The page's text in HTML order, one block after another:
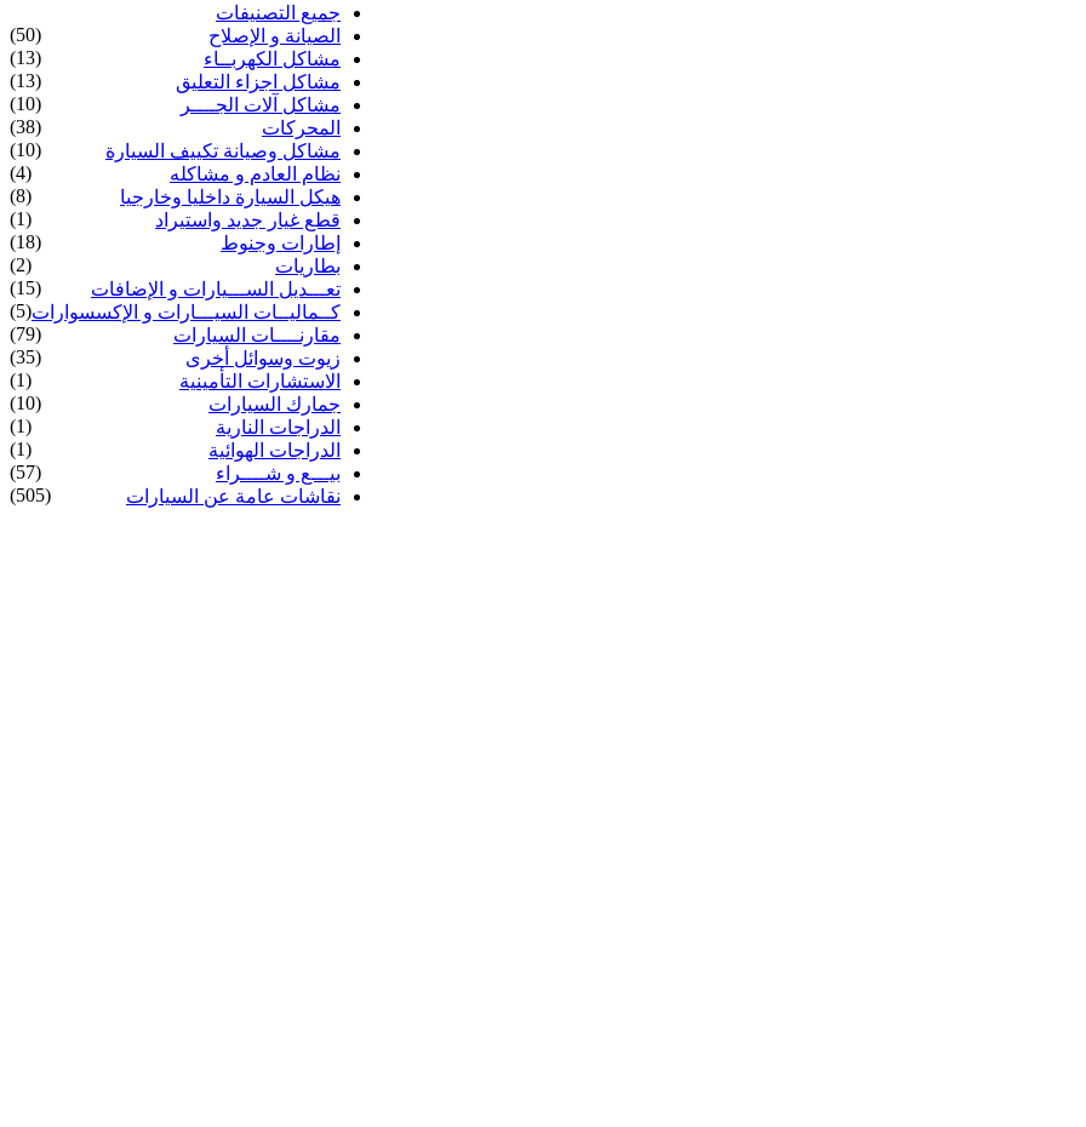
جميع التصنيفات
الصيانة و الإصلاح
(50)
مشاكل الكهربــاء
(13)
مشاكل اجزاء التعليق
(13)
مشاكل آلات الجــــر
(10)
المحركات
(38)
مشاكل وصيانة تكييف السيارة
(10)
نظام العادم و مشاكله
(4)
هيكل السيارة داخليا وخارجيا
(8)
قطع غيار جديد واستيراد
(1)
إطارات وجنوط
(18)
بطاريات
(2)
تعـــديل الســـيارات و الإضافات
(15)
كــماليــات السيـــارات و الإكسسوارات(5)
مقارنــــات السيارات
(79)
زيوت وسوائل أخرى
(35)
الاستشارات التأمينية
(1)
جمارك السيارات
(10)
الدراجات النارية
(1)
الدراجات الهوائية
(1)
بيـــع و شــــراء
(57)
نقاشات عامة عن السيارات
(505)